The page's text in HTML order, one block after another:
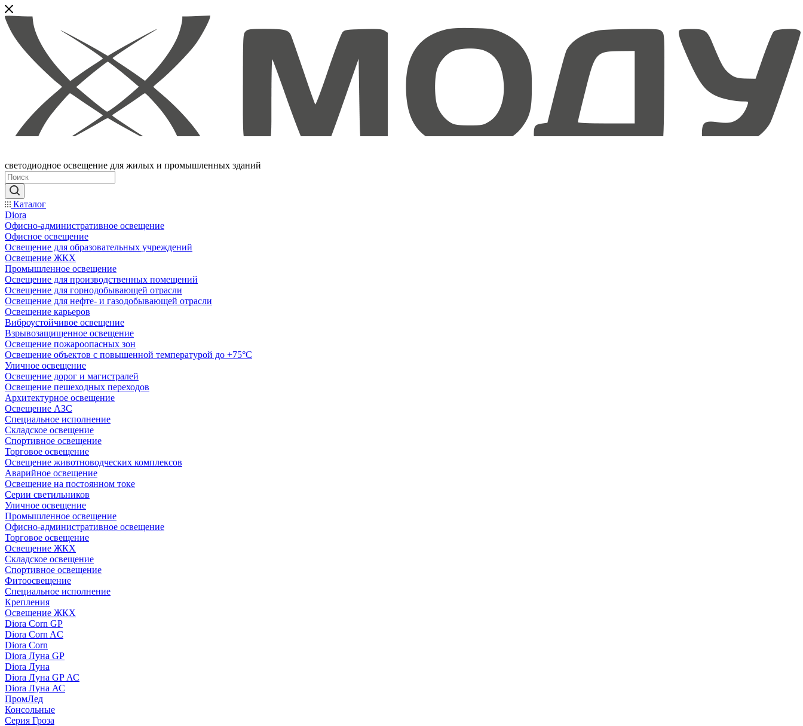
светодиодное освещение для жилых и промышленных зданий
Каталог
Diora
Офисно-административное освещение
Офисное освещение
Освещение для образовательных учреждений
Освещение ЖКХ
Промышленное освещение
Освещение для производственных помещений
Освещение для горнодобывающей отрасли
Освещение для нефте- и газодобывающей отрасли
Освещение карьеров
Виброустойчивое освещение
Взрывозащищенное освещение
Освещение пожароопасных зон
Освещение объектов с повышенной температурой до +75°C
Уличное освещение
Освещение дорог и магистралей
Освещение пешеходных переходов
Архитектурное освещение
Освещение АЗС
Специальное исполнение
Складское освещение
Спортивное освещение
Торговое освещение
Освещение животноводческих комплексов
Аварийное освещение
Освещение на постоянном токе
Серии светильников
Уличное освещение
Промышленное освещение
Офисно-административное освещение
Торговое освещение
Освещение ЖКХ
Складское освещение
Спортивное освещение
Фитоосвещение
Специальное исполнение
Крепления
Освещение ЖКХ
Diora Corn GP
Diora Corn AC
Diora Corn
Diora Луна GP
Diora Луна
Diora Луна GP АС
Diora Луна АС
ПромЛед
Консольные
Серия Гроза